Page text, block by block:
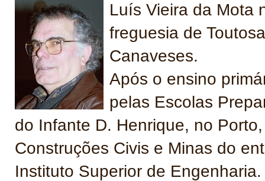
Luís Vieira da Mota
freguesia de
Canaveses.
Após o ensino
pelas Escolas
do Infante D. Henrique, no
Construções Civis e Minas do
Instituto Superior de Engenharia.